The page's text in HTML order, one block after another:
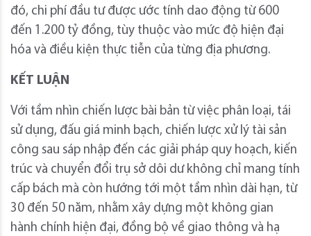
đó, chi phí đầu tư được ước tính dao động từ 600
đến 1.200 tỷ đồng, tùy thuộc vào mức độ hiện đại
hóa và điều kiện thực tiễn của từng địa phương.
KẾT LUẬN
Với tầm nhìn chiến lược bài bản từ việc phân loại, tái
sử dụng, đấu giá minh bạch, chiến lược xử lý tài sản
công sau sáp nhập đến các giải pháp quy hoạch, kiến
trúc và chuyển đổi trụ sở dôi dư không chỉ mang tính
cấp bách mà còn hướng tới một tầm nhìn dài hạn, từ
30 đến 50 năm, nhằm xây dựng một không gian
hành chính hiện đại, đồng bộ về giao thông và hạ